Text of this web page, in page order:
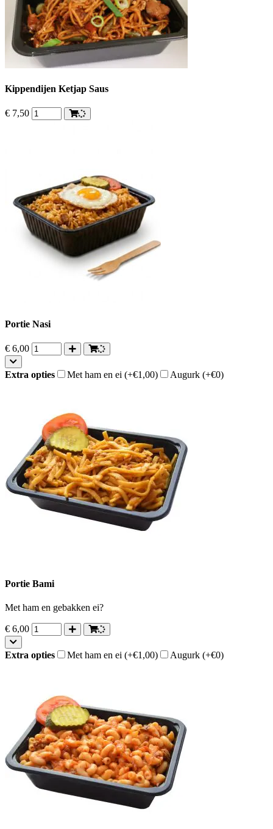
Kippendijen Ketjap Saus
€ 7,50
Portie Nasi
€ 6,00
Extra opties Met ham en ei (+€1,00) Augurk (+€0)
Portie Bami
Met ham en gebakken ei?
€ 6,00
Extra opties Met ham en ei (+€1,00) Augurk (+€0)